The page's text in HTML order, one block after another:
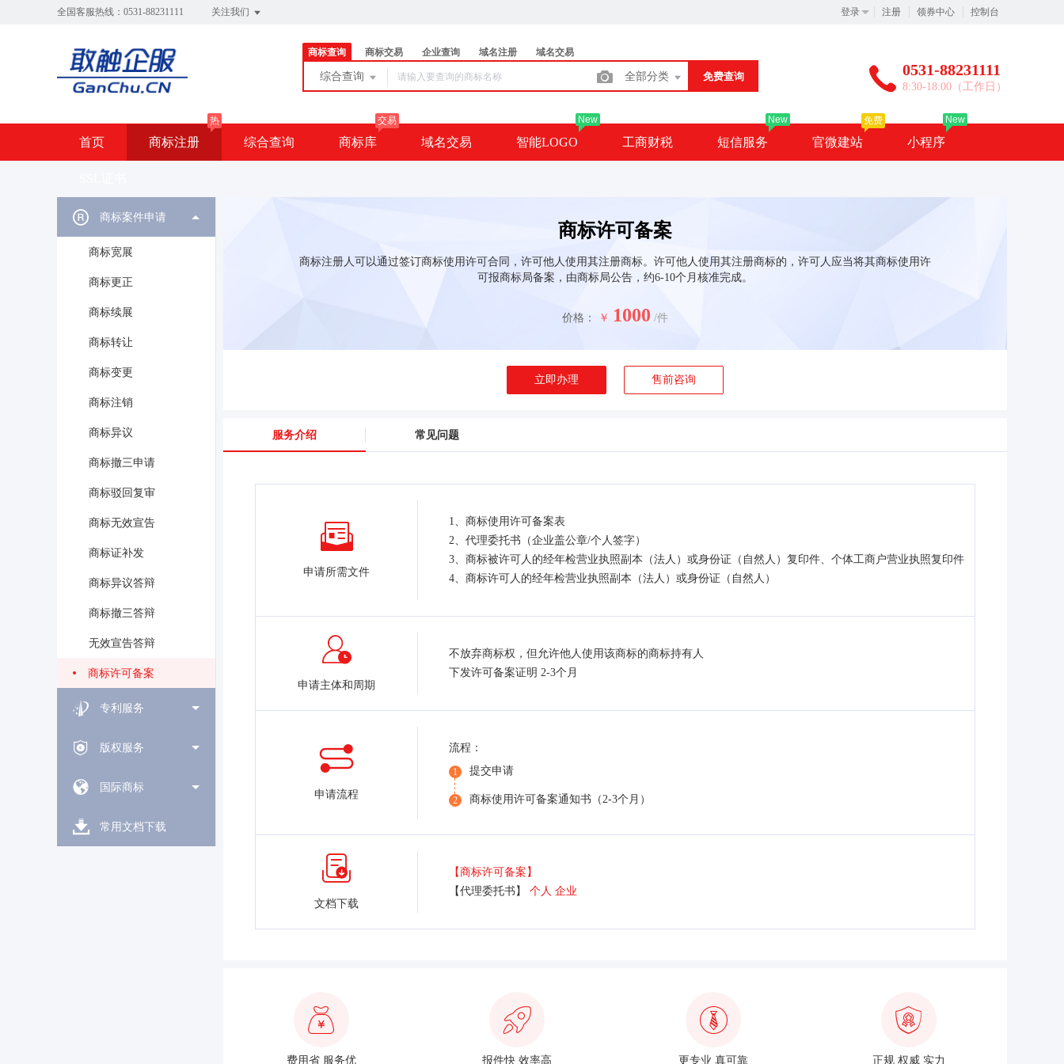
全国客服热线：0531-88231111 关注我们 登录 注册 领券中心 控制台
商标查询 商标交易 企业查询 域名注册 域名交易
综合查询 全部分类 免费查询 0531-88231111
8:30-18:00（工作日）
首页 商标注册
热
综合查询 商标库
交易
域名交易 智能LOGO
New
工商财税 短信服务
New
官微建站
免费
小程序
New
商标案件申请
商标宽展
商标更正
商标续展
商标转让
商标变更
商标注销
商标异议
商标撤三申请
商标驳回复审
商标无效宣告
商标证补发
商标异议答辩
商标撤三答辩
无效宣告答辩
商标许可备案
专利服务
版权服务
国际商标
常用文档下载
商标许可备案
商标注册人可以通过签订商标使用许可合同，许可他人使用其注册商标。许可他人使用其注册商标的，许可人应当将其商标使用许
可报商标局备案，由商标局公告，约6-10个月核准完成。
价格： ￥ 1000 /件
立即办理 售前咨询
服务介绍 常见问题
申请所需文件
1、商标使用许可备案表
2、代理委托书（企业盖公章/个人签字）
3、商标被许可人的经年检营业执照副本（法人）或身份证（自然人）复印件、个体工商户营业执照复印件
4、商标许可人的经年检营业执照副本（法人）或身份证（自然人）
申请主体和周期
不放弃商标权，但允许他人使用该商标的商标持有人
下发许可备案证明 2-3个月
申请流程
流程：
1 提交申请
2 商标使用许可备案通知书（2-3个月）
文档下载
【商标许可备案】
【代理委托书】 个人 企业
费用省 服务优 报件快 效率高 更专业 真可靠 正规 权威 实力